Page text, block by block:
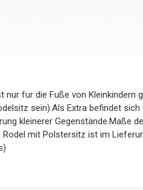
nur fur die Fuße von
sein).Als Extra befindet
kleinerer Gegenstände.Maße
Rodel mit Polstersitz ist im